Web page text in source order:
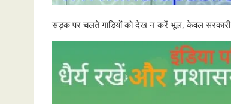
सड़क पर चलते गाड़ियों को देख न करें भूल, केवल सरकारी